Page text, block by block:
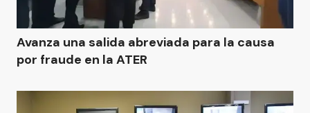
Avanza una salida abreviada para la causa
por fraude en la ATER